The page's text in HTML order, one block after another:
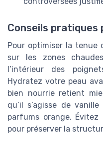
Conseils pratiques
Pour optimiser la tenue
sur les zones
l’intérieur des
Hydratez votre peau
bien nourrie retient
qu’il s’agisse de
parfums orange.
pour préserver la